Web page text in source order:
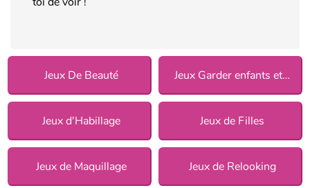
Jeux De Beauté Jeux Garder enfants et animaux
Jeux d'Habillage Jeux de Filles
Jeux de Maquillage Jeux de Relooking